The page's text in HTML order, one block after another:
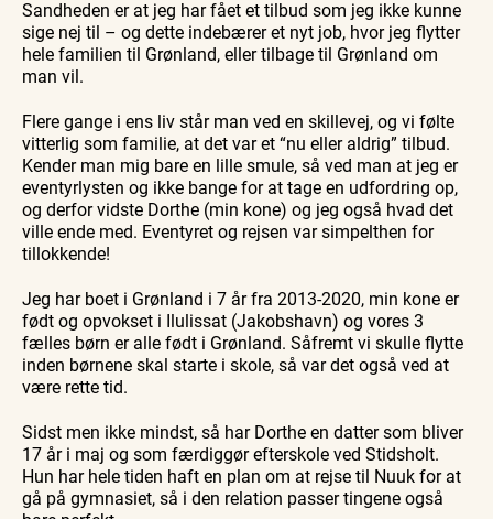
Sandheden er at jeg har fået et tilbud som jeg ikke kunne
sige nej til – og dette indebærer et nyt job, hvor jeg flytter
hele familien til Grønland, eller tilbage til Grønland om
man vil.
Flere gange i ens liv står man ved en skillevej, og vi følte
vitterlig som familie, at det var et “nu eller aldrig” tilbud.
Kender man mig bare en lille smule, så ved man at jeg er
eventyrlysten og ikke bange for at tage en udfordring op,
og derfor vidste Dorthe (min kone) og jeg også hvad det
ville ende med. Eventyret og rejsen var simpelthen for
tillokkende!
Jeg har boet i Grønland i 7 år fra 2013-2020, min kone er
født og opvokset i Ilulissat (Jakobshavn) og vores 3
fælles børn er alle født i Grønland. Såfremt vi skulle flytte
inden børnene skal starte i skole, så var det også ved at
være rette tid.
Sidst men ikke mindst, så har Dorthe en datter som bliver
17 år i maj og som færdiggør efterskole ved Stidsholt.
Hun har hele tiden haft en plan om at rejse til Nuuk for at
gå på gymnasiet, så i den relation passer tingene også